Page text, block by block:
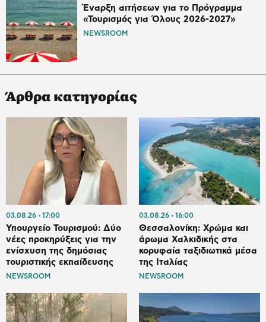
Έναρξη αιτήσεων για το Πρόγραμμα
«Τουρισμός για Όλους 2026-2027»
NEWSROOM
Άρθρα κατηγορίας
03.08.26 17:00
Υπουργείο Τουρισμού: Δύο
νέες προκηρύξεις για την
ενίσχυση της δημόσιας
τουριστικής εκπαίδευσης
NEWSROOM
03.08.26 16:00
Θεσσαλονίκη: Χρώμα και
άρωμα Χαλκιδικής στα
κορυφαία ταξιδιωτικά μέσα
της Ιταλίας
NEWSROOM